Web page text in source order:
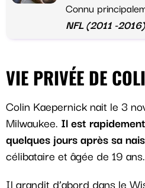
Connu
NFL (2011 -2016)
VIE PRIVÉE DE
Colin Kaepernick nait le 3
Milwaukee. Il est
quelques jours après sa
célibataire et âgée de 19 ans.
Il grandit d’abord dans le